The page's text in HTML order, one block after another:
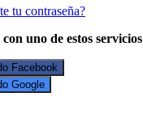
tu contraseña?
uno de estos servicios
Facebook
Google